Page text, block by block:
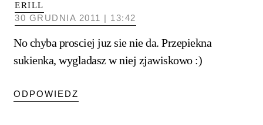
ERILL
30 GRUDNIA 2011 | 13:42
No chyba prosciej juz sie nie da. Przepiekna
sukienka, wygladasz w niej zjawiskowo :)
ODPOWIEDZ